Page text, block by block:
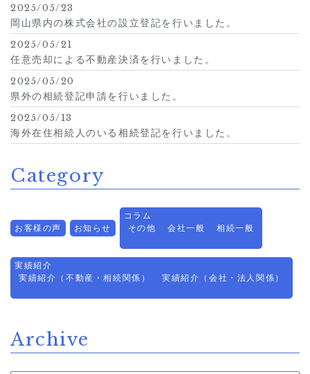
2025/05/23
岡山県内の株式会社の設立登記を行いました。
2025/05/21
任意売却による不動産決済を行いました。
2025/05/20
県外の相続登記申請を行いました。
2025/05/13
海外在住相続人のいる相続登記を行いました。
Category
お客様の声 お知らせ
コラム
その他
会社一般 相続一般
実績紹介
実績紹介（不動産・相続関係）
実績紹介（会社・法人関係）
Archive